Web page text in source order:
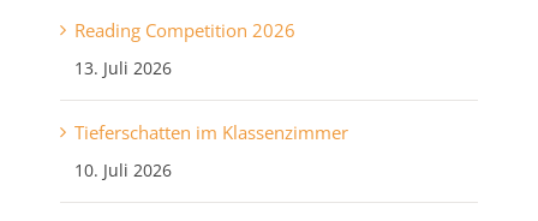
Reading Competition 2026
13. Juli 2026
Tieferschatten im Klassenzimmer
10. Juli 2026